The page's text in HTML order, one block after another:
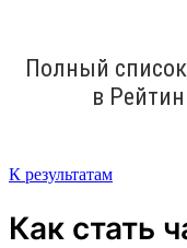
Полный
в
К результатам
Как стать